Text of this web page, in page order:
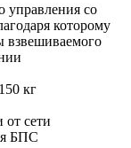
управления со
которому
взвешиваемого
кг
от сети
БПС